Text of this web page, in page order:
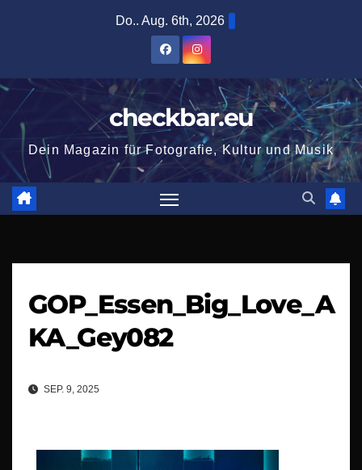
Do.. Aug. 6th, 2026
checkbar.eu
Dein Magazin für Fotografie, Kultur und Musik
GOP_Essen_Big_Love_A
KA_Gey082
SEP. 9, 2025